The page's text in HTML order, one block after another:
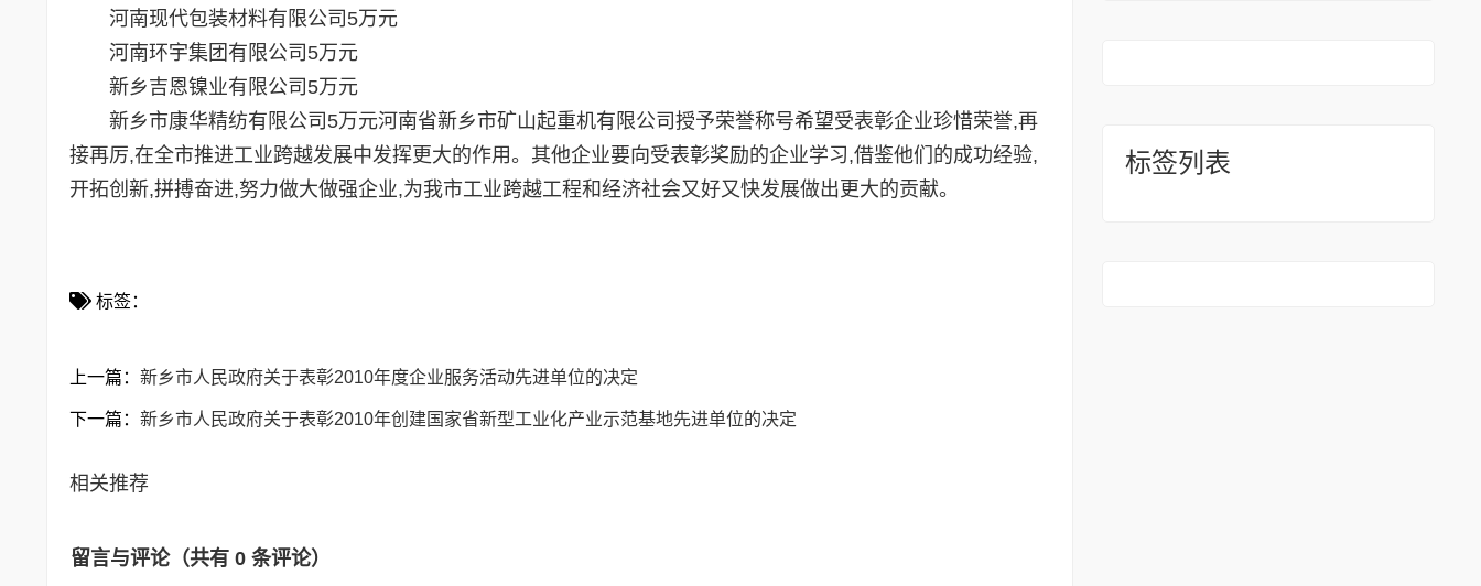
河南现代包装材料有限公司5万元
河南环宇集团有限公司5万元
新乡吉恩镍业有限公司5万元
新乡市康华精纺有限公司5万元河南省新乡市矿山起重机有限公司授予荣誉称号希望受表彰企业珍惜荣誉,再
接再厉,在全市推进工业跨越发展中发挥更大的作用。其他企业要向受表彰奖励的企业学习,借鉴他们的成功经验,
开拓创新,拼搏奋进,努力做大做强企业,为我市工业跨越工程和经济社会又好又快发展做出更大的贡献。
标签：
上一篇： 新乡市人民政府关于表彰2010年度企业服务活动先进单位的决定
下一篇： 新乡市人民政府关于表彰2010年创建国家省新型工业化产业示范基地先进单位的决定
相关推荐
留言与评论（共有 0 条评论）
标签列表